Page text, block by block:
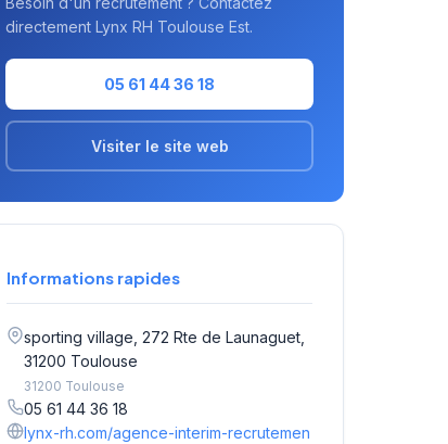
directement Lynx RH Toulouse Est.
05 61 44 36 18
Visiter le site web
Informations rapides
sporting village, 272 Rte de Launaguet,
31200 Toulouse
31200 Toulouse
05 61 44 36 18
lynx-rh.com/agence-interim-recrutemen